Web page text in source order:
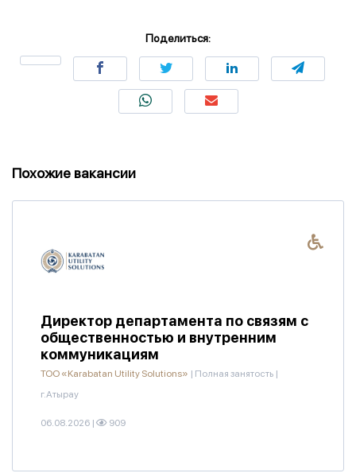
Поделиться:
Похожие вакансии
Директор департамента по связям с
общественностью и внутренним
коммуникациям
ТОО «Karabatan Utility Solutions» | Полная занятость |
г.Атырау
06.08.2026 | 909